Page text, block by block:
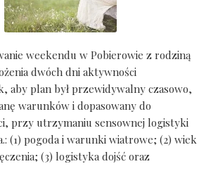
weekendu w Pobierowie z rodziną
dwóch dni aktywności
aby plan był przewidywalny czasowo,
warunków i dopasowany do
przy utrzymaniu sensownej logistyki
(1) pogoda i warunki wiatrowe; (2) wiek
(3) logistyka dojść oraz